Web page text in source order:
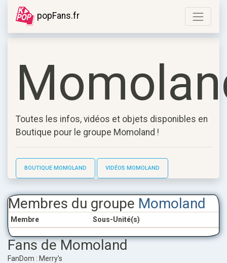
popFans.fr
Toutes les infos, vidéos et objets disponibles en
Boutique pour le groupe Momoland !
BOUTIQUE MOMOLAND VIDÉOS MOMOLAND
Membres du groupe Momoland
Membre Sous-Unité(s)
Fans de Momoland
FanDom : Merry's